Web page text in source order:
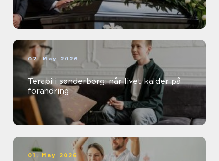
02. May 2026
Terapi i sønderborg: når livet kalder på
forandring
01. May 2026